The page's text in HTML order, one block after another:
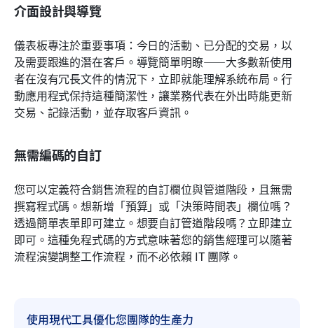
介面設計與導覽
儀表板專注於重要事項：今日的活動、已分配的交易，以
及需要跟進的潛在客戶。導覽簡單明瞭——大多數新使用
者在沒有冗長文件的情況下，立即就能理解系統布局。行
動應用程式保持這種簡潔性，讓業務代表在外出時能更新
交易、記錄活動，並存取客戶資訊。
無需編碼的自訂
您可以定義符合銷售流程的自訂欄位與管道階段，且無需
撰寫程式碼。想新增「預算」或「決策時間表」欄位嗎？
透過簡單表單即可建立。想要自訂管道階段嗎？立即建立
即可。這種免程式碼的方式意味著您的銷售經理可以隨著
流程演變調整工作流程，而不必依賴 IT 團隊。
使用現代工具優化您團隊的生產力